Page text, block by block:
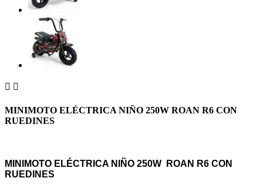
 
MINIMOTO ELÉCTRICA NIÑO 250W ROAN R6 CON
RUEDINES
MINIMOTO ELÉCTRICA NIÑO 250W ROAN R6 CON
RUEDINES